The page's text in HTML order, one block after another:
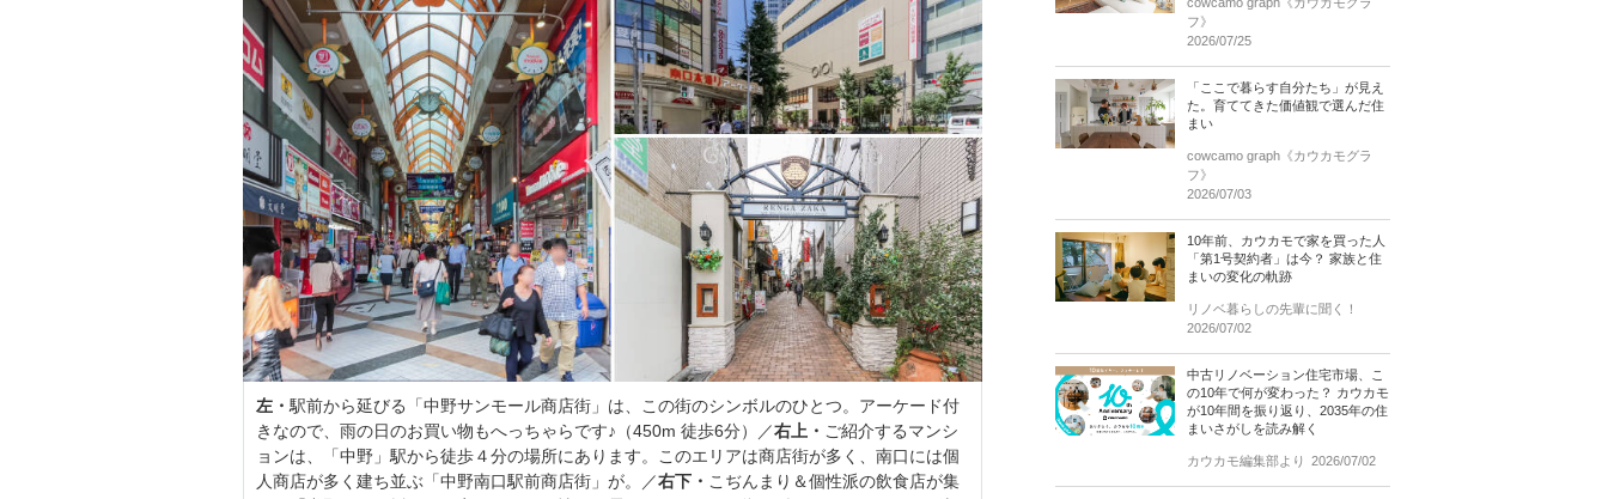
左・駅前から延びる「中野サンモール商店街」は、この街のシンボルのひとつ。アーケード付
きなので、雨の日のお買い物もへっちゃらです♪（450m 徒歩6分）／右上・ ご紹介するマンシ
ョンは、「中野」駅から徒歩４分の場所にあります。このエリアは商店街が多く、南口には個
人商店が多く建ち並ぶ「中野南口駅前商店街」が。／右下・ こぢんまり＆個性派の飲食店が集
フ》
2026/07/25
「ここで暮らす自分たち」が見え
た。育ててきた価値観で選んだ住
まい
cowcamo graph《カウカモグラ
フ》
2026/07/03
10年前、カウカモで家を買った人
「第1号契約者」は今？ 家族と住
まいの変化の軌跡
リノベ暮らしの先輩に聞く！
2026/07/02
中古リノベーション住宅市場、こ
の10年で何が変わった？ カウカモ
が10年間を振り返り、2035年の住
まいさがしを読み解く
カウカモ編集部より 2026/07/02